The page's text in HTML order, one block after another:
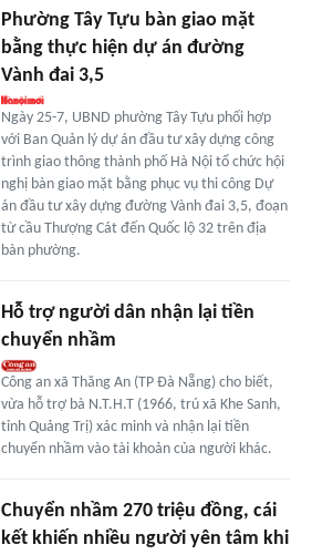
Phường Tây Tựu bàn giao mặt
bằng thực hiện dự án đường
Vành đai 3,5
Ngày 25-7, UBND phường Tây Tựu phối hợp
với Ban Quản lý dự án đầu tư xây dựng công
trình giao thông thành phố Hà Nội tổ chức hội
nghị bàn giao mặt bằng phục vụ thi công Dự
án đầu tư xây dựng đường Vành đai 3,5, đoạn
từ cầu Thượng Cát đến Quốc lộ 32 trên địa
bàn phường.
Hỗ trợ người dân nhận lại tiền
chuyển nhầm
Công an xã Thăng An (TP Đà Nẵng) cho biết,
vừa hỗ trợ bà N.T.H.T (1966, trú xã Khe Sanh,
tỉnh Quảng Trị) xác minh và nhận lại tiền
chuyển nhầm vào tài khoản của người khác.
Chuyển nhầm 270 triệu đồng, cái
kết khiến nhiều người yên tâm khi